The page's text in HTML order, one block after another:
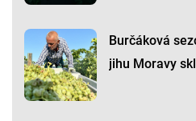
Burčáková
jihu Moravy